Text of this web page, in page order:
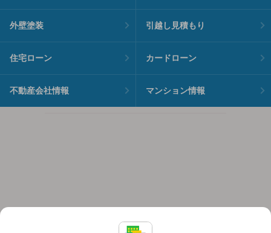
外壁塗装 引越し見積もり
住宅ローン カードローン
不動産会社情報 マンション情報